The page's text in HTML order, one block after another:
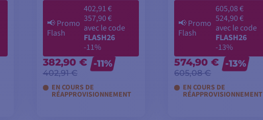
📢Promo
Flash
402,91 €
357,90 €
avec le code
FLASH26
-11%
382,90 €
402,91 €
-11%
EN COURS DE
RÉAPPROVISIONNEMENT
📢Promo
Flash
605,08 €
524,90 €
avec le code
FLASH26
-13%
574,90 €
605,08 €
-13%
EN COURS DE
RÉAPPROVISIONNEMENT